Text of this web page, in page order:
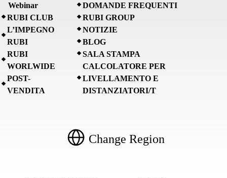
Webinar
RUBI CLUB
L’IMPEGNO
RUBI
RUBI
WORLWIDE
POST-
VENDITA
DOMANDE FREQUENTI
RUBI GROUP
NOTIZIE
BLOG
SALA STAMPA
CALCOLATORE PER
LIVELLAMENTO E
DISTANZIATORI/T
Change Region